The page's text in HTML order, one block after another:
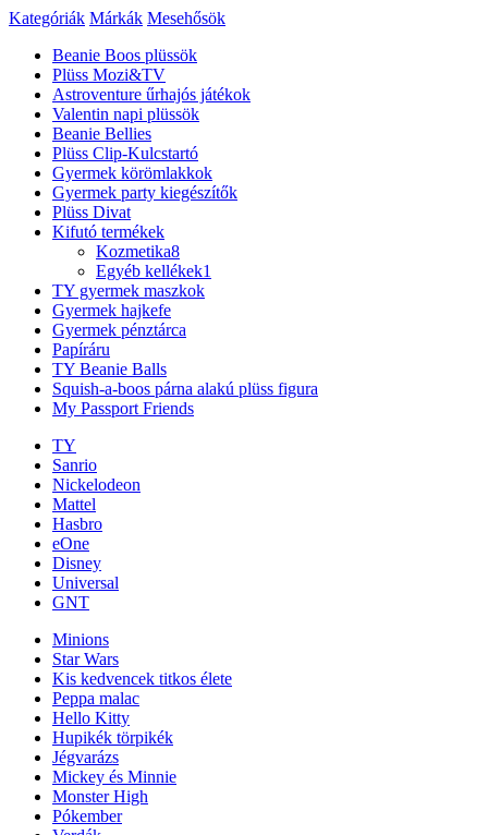
Kategóriák Márkák Mesehősök
Beanie Boos plüssök
Plüss Mozi&TV
Astroventure űrhajós játékok
Valentin napi plüssök
Beanie Bellies
Plüss Clip-Kulcstartó
Gyermek körömlakkok
Gyermek party kiegészítők
Plüss Divat
Kifutó termékek
Kozmetika8
Egyéb kellékek1
TY gyermek maszkok
Gyermek hajkefe
Gyermek pénztárca
Papíráru
TY Beanie Balls
Squish-a-boos párna alakú plüss figura
My Passport Friends
TY
Sanrio
Nickelodeon
Mattel
Hasbro
eOne
Disney
Universal
GNT
Minions
Star Wars
Kis kedvencek titkos élete
Peppa malac
Hello Kitty
Hupikék törpikék
Jégvarázs
Mickey és Minnie
Monster High
Pókember